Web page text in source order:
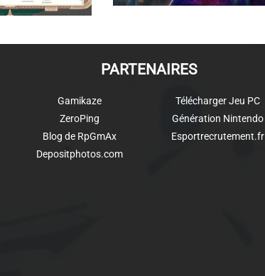
PARTENAIRES
Gamikaze
ZeroPing
Blog de RpGmAx
Depositphotos.com
Télécharger Jeu PC
Génération Nintendo
Esportrecrutement.fr